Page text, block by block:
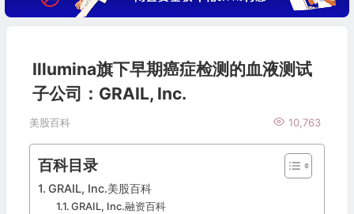
Illumina旗下早期癌症检测的血液测试
子公司：GRAIL, Inc.
美股百科 10,763
百科目录
GRAIL, Inc.美股百科
GRAIL, Inc.融资百科